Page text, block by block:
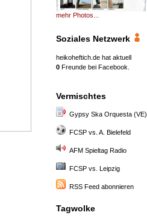
mehr Photos...
Soziales Netzwerk
heikoheftich.de hat aktuell
0 Freunde bei Facebook.
Vermischtes
Gypsy Ska Orquesta (VE)
FCSP vs. A. Bielefeld
AFM Spieltag Radio
FCSP vs. Leipzig
RSS Feed abonnieren
Tagwolke